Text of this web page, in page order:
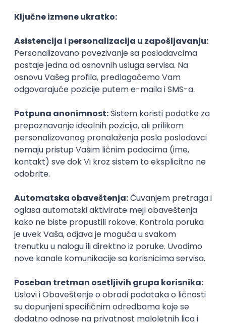
SENIORITET
NAČIN RADA
Najnoviji poslovi svakog dana u tvom
inboxu
Prijavi se
QA Engineer - Join Our Talent
Community in Serbia
IGT D&B d.o.o.
3.7
Beograd
21.08.2026.
PosaoPančevo, Embedded(1 oglas)
Poslovi iz drugih gradova.
Embedded Software Engineer
Tajfun HIL d.o.o.
30.08.2026.
Linux C++ Git Svn Python C SoC
Embedded
FPGA
Matlab Intermediate